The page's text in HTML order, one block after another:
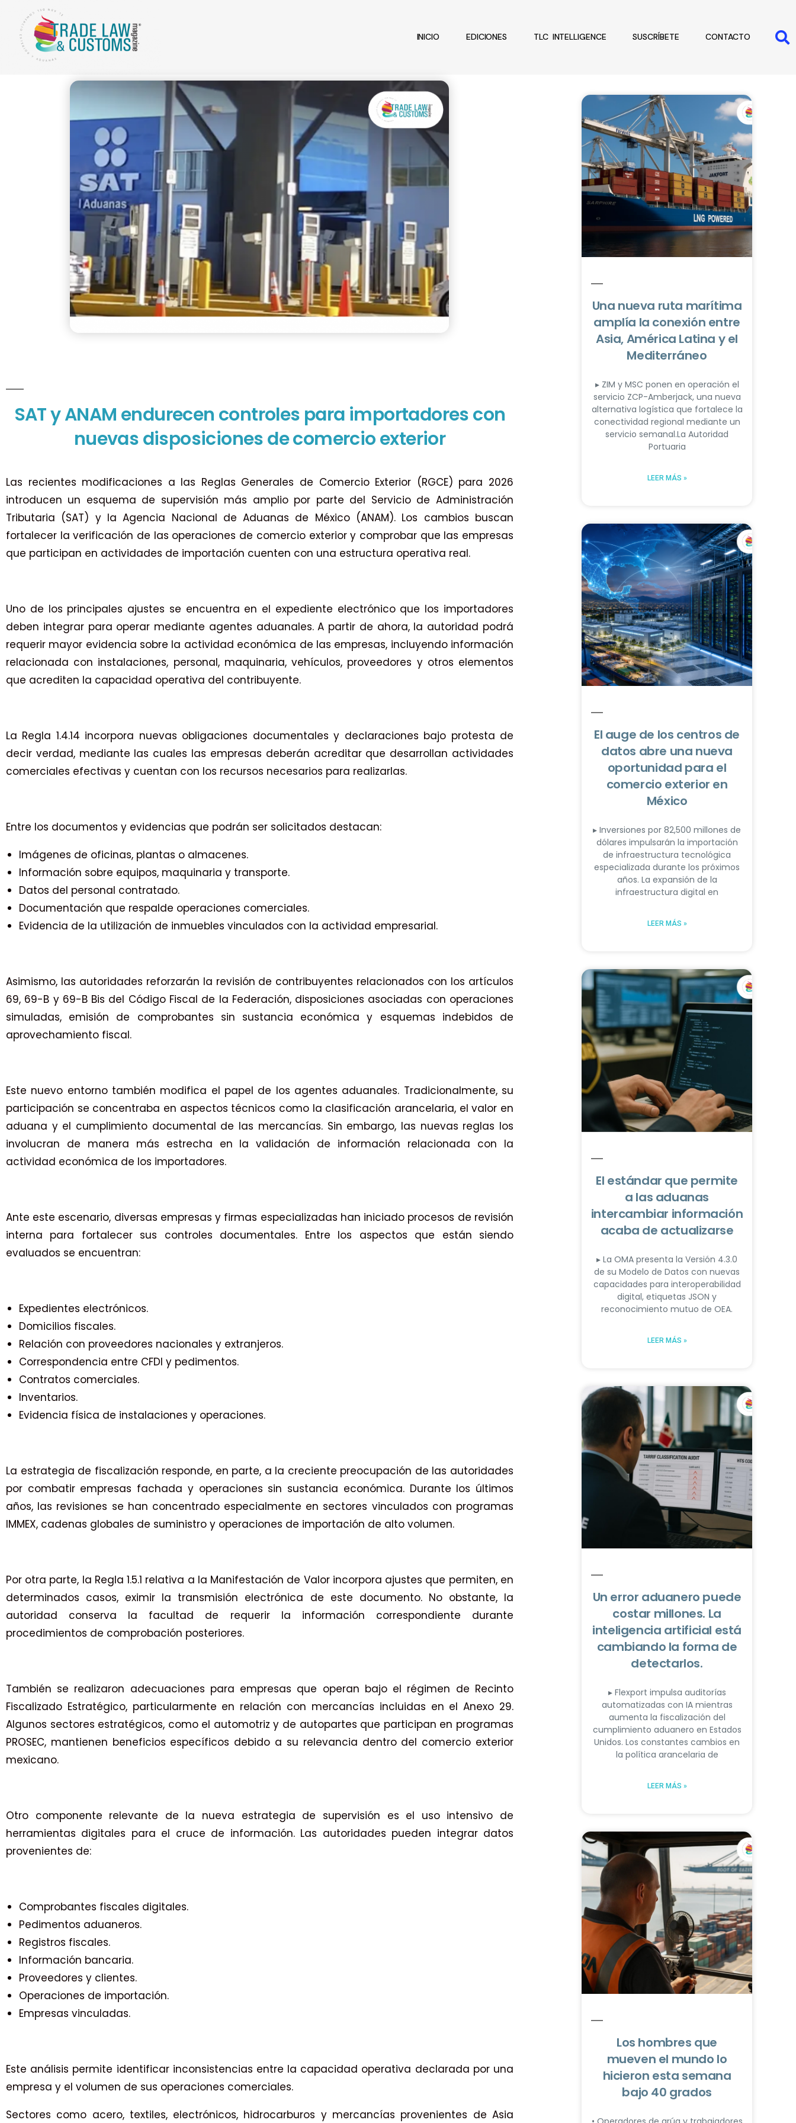
INICIO EDICIONES TLC INTELLIGENCE SUSCRÍBETE CONTACTO
SAT y ANAM endurecen controles para importadores con
nuevas disposiciones de comercio exterior
Las recientes modificaciones a las Reglas Generales de Comercio Exterior (RGCE) para 2026
introducen un esquema de supervisión más amplio por parte del Servicio de Administración
Tributaria (SAT) y la Agencia Nacional de Aduanas de México (ANAM). Los cambios buscan
fortalecer la verificación de las operaciones de comercio exterior y comprobar que las empresas
que participan en actividades de importación cuenten con una estructura operativa real.
Uno de los principales ajustes se encuentra en el expediente electrónico que los importadores
deben integrar para operar mediante agentes aduanales. A partir de ahora, la autoridad podrá
requerir mayor evidencia sobre la actividad económica de las empresas, incluyendo información
relacionada con instalaciones, personal, maquinaria, vehículos, proveedores y otros elementos
que acrediten la capacidad operativa del contribuyente.
La Regla 1.4.14 incorpora nuevas obligaciones documentales y declaraciones bajo protesta de
decir verdad, mediante las cuales las empresas deberán acreditar que desarrollan actividades
comerciales efectivas y cuentan con los recursos necesarios para realizarlas.
Entre los documentos y evidencias que podrán ser solicitados destacan:
Imágenes de oficinas, plantas o almacenes.
Información sobre equipos, maquinaria y transporte.
Datos del personal contratado.
Documentación que respalde operaciones comerciales.
Evidencia de la utilización de inmuebles vinculados con la actividad empresarial.
Asimismo, las autoridades reforzarán la revisión de contribuyentes relacionados con los artículos
69, 69-B y 69-B Bis del Código Fiscal de la Federación, disposiciones asociadas con operaciones
simuladas, emisión de comprobantes sin sustancia económica y esquemas indebidos de
aprovechamiento fiscal.
Este nuevo entorno también modifica el papel de los agentes aduanales. Tradicionalmente, su
participación se concentraba en aspectos técnicos como la clasificación arancelaria, el valor en
aduana y el cumplimiento documental de las mercancías. Sin embargo, las nuevas reglas los
involucran de manera más estrecha en la validación de información relacionada con la
actividad económica de los importadores.
Ante este escenario, diversas empresas y firmas especializadas han iniciado procesos de revisión
interna para fortalecer sus controles documentales. Entre los aspectos que están siendo
evaluados se encuentran:
Expedientes electrónicos.
Domicilios fiscales.
Relación con proveedores nacionales y extranjeros.
Correspondencia entre CFDI y pedimentos.
Contratos comerciales.
Inventarios.
Evidencia física de instalaciones y operaciones.
La estrategia de fiscalización responde, en parte, a la creciente preocupación de las autoridades
por combatir empresas fachada y operaciones sin sustancia económica. Durante los últimos
años, las revisiones se han concentrado especialmente en sectores vinculados con programas
IMMEX, cadenas globales de suministro y operaciones de importación de alto volumen.
Por otra parte, la Regla 1.5.1 relativa a la Manifestación de Valor incorpora ajustes que permiten, en
determinados casos, eximir la transmisión electrónica de este documento. No obstante, la
autoridad conserva la facultad de requerir la información correspondiente durante
procedimientos de comprobación posteriores.
También se realizaron adecuaciones para empresas que operan bajo el régimen de Recinto
Fiscalizado Estratégico, particularmente en relación con mercancías incluidas en el Anexo 29.
Algunos sectores estratégicos, como el automotriz y de autopartes que participan en programas
PROSEC, mantienen beneficios específicos debido a su relevancia dentro del comercio exterior
mexicano.
Otro componente relevante de la nueva estrategia de supervisión es el uso intensivo de
herramientas digitales para el cruce de información. Las autoridades pueden integrar datos
provenientes de:
Comprobantes fiscales digitales.
Pedimentos aduaneros.
Registros fiscales.
Información bancaria.
Proveedores y clientes.
Operaciones de importación.
Empresas vinculadas.
Este análisis permite identificar inconsistencias entre la capacidad operativa declarada por una
empresa y el volumen de sus operaciones comerciales.
Sectores como acero, textiles, electrónicos, hidrocarburos y mercancías provenientes de Asia
Una nueva ruta marítima
amplía la conexión entre
Asia, América Latina y el
Mediterráneo
▸ ZIM y MSC ponen en operación el
servicio ZCP-Amberjack, una nueva
alternativa logística que fortalece la
conectividad regional mediante un
servicio semanal.La Autoridad
Portuaria
LEER MÁS »
El auge de los centros de
datos abre una nueva
oportunidad para el
comercio exterior en
México
▸ Inversiones por 82,500 millones de
dólares impulsarán la importación
de infraestructura tecnológica
especializada durante los próximos
años. La expansión de la
infraestructura digital en
LEER MÁS »
El estándar que permite
a las aduanas
intercambiar información
acaba de actualizarse
▸ La OMA presenta la Versión 4.3.0
de su Modelo de Datos con nuevas
capacidades para interoperabilidad
digital, etiquetas JSON y
reconocimiento mutuo de OEA.
LEER MÁS »
Un error aduanero puede
costar millones. La
inteligencia artificial está
cambiando la forma de
detectarlos.
▸ Flexport impulsa auditorías
automatizadas con IA mientras
aumenta la fiscalización del
cumplimiento aduanero en Estados
Unidos. Los constantes cambios en
la política arancelaria de
LEER MÁS »
Los hombres que
mueven el mundo lo
hicieron esta semana
bajo 40 grados